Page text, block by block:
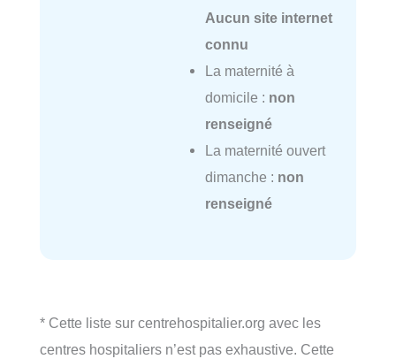
Aucun site internet
connu
La maternité à
domicile : non
renseigné
La maternité ouvert
dimanche : non
renseigné
* Cette liste sur centrehospitalier.org avec les
centres hospitaliers n’est pas exhaustive. Cette